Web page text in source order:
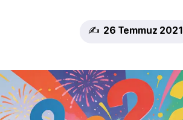
✍️ 26 Temmuz 2021